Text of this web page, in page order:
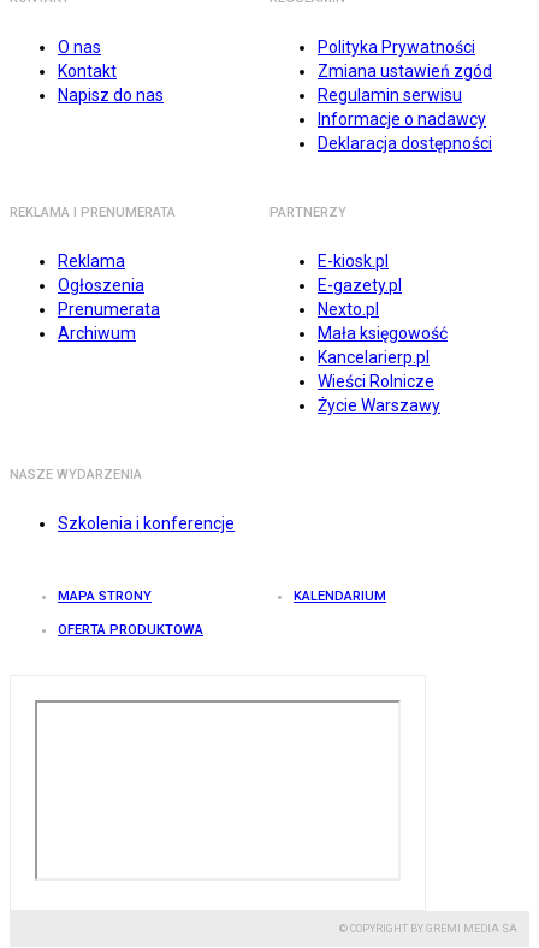
O nas
Kontakt
Napisz do nas
Polityka Prywatności
Zmiana ustawień zgód
Regulamin serwisu
Informacje o nadawcy
Deklaracja dostępności
REKLAMA I PRENUMERATA
Reklama
Ogłoszenia
Prenumerata
Archiwum
PARTNERZY
E-kiosk.pl
E-gazety.pl
Nexto.pl
Mała księgowość
Kancelarierp.pl
Wieści Rolnicze
Życie Warszawy
NASZE WYDARZENIA
Szkolenia i konferencje
MAPA STRONY KALENDARIUM
OFERTA PRODUKTOWA
© COPYRIGHT BY GREMI MEDIA SA